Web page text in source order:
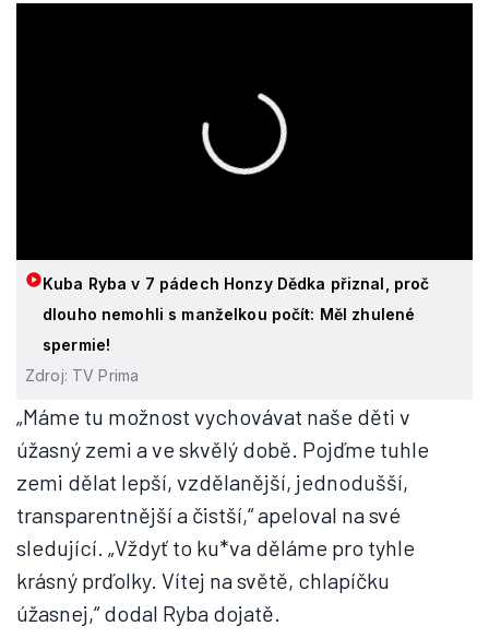
Kuba Ryba v 7 pádech Honzy Dědka přiznal, proč
dlouho nemohli s manželkou počít: Měl zhulené
spermie!
Zdroj: TV Prima
„Máme tu možnost vychovávat naše děti v
úžasný zemi a ve skvělý době. Pojďme tuhle
zemi dělat lepší, vzdělanější, jednodušší,
transparentnější a čistší,“ apeloval na své
sledující. „Vždyť to ku*va děláme pro tyhle
krásný prďolky. Vítej na světě, chlapíčku
úžasnej,“ dodal Ryba dojatě.